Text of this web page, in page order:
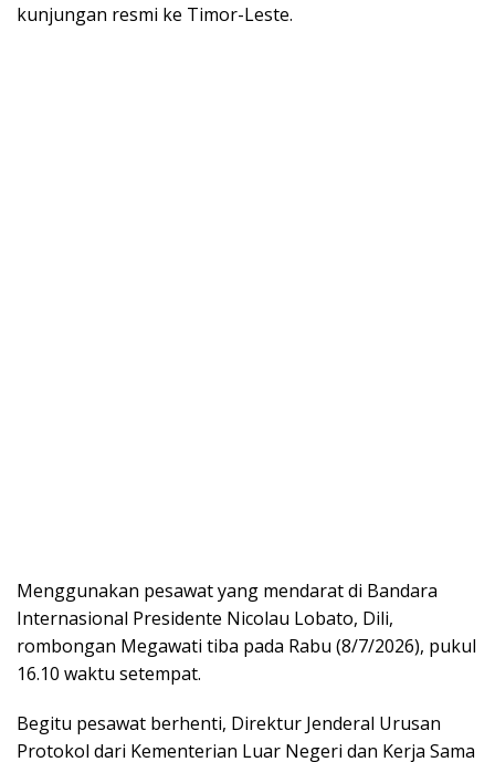
kunjungan resmi ke Timor-Leste.
Menggunakan pesawat yang mendarat di Bandara
Internasional Presidente Nicolau Lobato, Dili,
rombongan Megawati tiba pada Rabu (8/7/2026), pukul
16.10 waktu setempat.
Begitu pesawat berhenti, Direktur Jenderal Urusan
Protokol dari Kementerian Luar Negeri dan Kerja Sama